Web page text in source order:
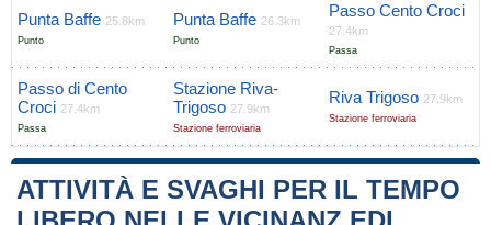
Punta Baffe 25.8km
Punto
Punta Baffe 26.3km
Punto
Passo Cento Croci
27.4km
Passa
Passo di Cento
Croci 27.4km
Passa
Stazione Riva-
Trigoso 27.9km
Stazione ferroviaria
Riva Trigoso 27.9km
Stazione ferroviaria
ATTIVITÀ E SVAGHI PER IL TEMPO